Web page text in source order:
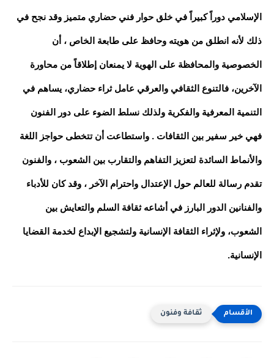
الإسلامي دوراً كبيراً في خلق حوار فني حضاري متميز وقد نجح في
ذلك لأنه انطلق من هويته وحافظ على طابعة الخاص ، أن
الخصوصية والمحافظة على الهوية لا يمنعان إطلاقاً من محاورة
الآخرين، فالتنوع الثقافي والعرقي عامل ثراء حضاري، يساهم في
التنمية المعرفية والفكرية ولذلك نسلط الضوء على دور الفنون
فهي خير سفير بين الثقافات . واستطاعت أن تتخطى حواجز اللغة
والأنماط السائدة لتعزيز التفاهم والتقارب بين الشعوب ، والفنون
تقدم رسالة للعالم حول الإعتدال واحترام الآخر ، وقد كان للأدباء
والفنانين الدور البارز في أشاعه ثقافة السلم والتعايش بين
الشعوب، ولإثراء الثقافة الإنسانية ولتشجيع الإبداع لخدمة القضايا
الإنسانية.
ثقافة وفنون